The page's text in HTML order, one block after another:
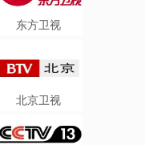
东方卫视
北京卫视